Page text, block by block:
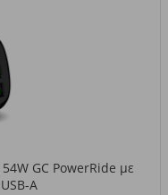
GC PowerRide με
A